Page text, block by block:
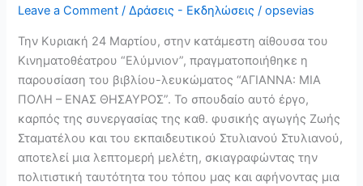
Leave a Comment /Δράσεις - Εκδηλώσεις /opsevias
Την Κυριακή 24 Μαρτίου, στην κατάμεστη αίθουσα του
Κινηματοθέατρου “Ελύμνιον”, πραγματοποιήθηκε η
παρουσίαση του βιβλίου-λευκώματος “ΑΓΙΑΝΝΑ: ΜΙΑ
ΠΟΛΗ – ΕΝΑΣ ΘΗΣΑΥΡΟΣ”. Το σπουδαίο αυτό έργο,
καρπός της συνεργασίας της καθ. φυσικής αγωγής Ζωής
Σταματέλου και του εκπαιδευτικού Στυλιανού Στυλιανού,
αποτελεί μια λεπτομερή μελέτη, σκιαγραφώντας την
πολιτιστική ταυτότητα του τόπου μας και αφήνοντας μια
ΑΝΝΑΣ